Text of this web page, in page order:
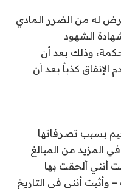
له من الضرر المادي
الشهود
وذلك بعد أن
كذباً بعد أن
بسبب تصرفاتها
المزيد من المبالغ
أنني ألحقت بها
وأثبت أنني في التاريخ